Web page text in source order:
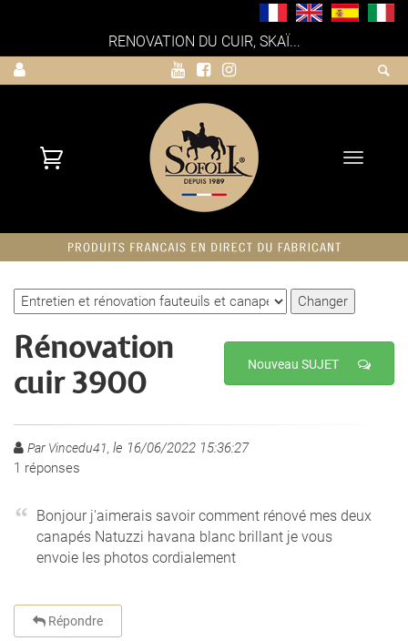
RENOVATION DU CUIR, SKAÏ...
Toggle
Nouveau SUJET
Rénovation
cuir 3900
Par Vincedu41, le 16/06/2022 15:36:27
1 réponses
Bonjour j'aimerais savoir comment rénové mes deux
canapés Natuzzi havana blanc brillant je vous
envoie les photos cordialement
Répondre